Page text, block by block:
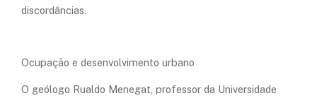
discordâncias.
Ocupação e desenvolvimento urbano
O geólogo Rualdo Menegat, professor da Universidade